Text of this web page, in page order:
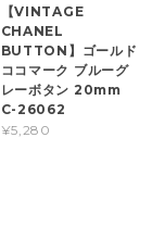
【VINTAGE
CHANEL
BUTTON】ゴールド
ココマーク ブルーグ
レーボタン 20mm
C-26062
¥5,280